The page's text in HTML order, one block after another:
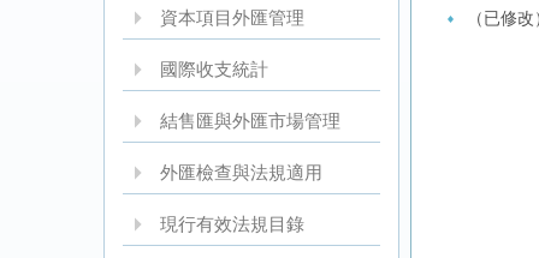
資本項目外匯管理
國際收支統計
結售匯與外匯市場管理
外匯檢查與法規適用
現行有效法規目錄
（已修